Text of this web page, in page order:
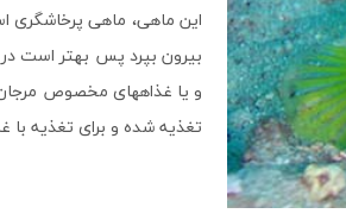
بیرون بپرد پس بهتر است
و یا غذاههای مخصوص
تغذیه شده و برای تغذیه